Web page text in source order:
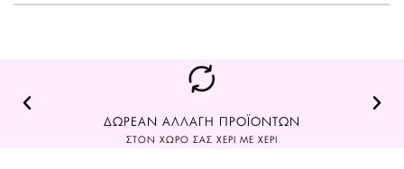
ΔΩΡΕΑΝ ΑΛΛΑΓΗ ΠΡΟΪΟΝΤΩΝ
ΣΤΟΝ ΧΩΡΟ ΣΑΣ ΧΕΡΙ ΜΕ ΧΕΡΙ